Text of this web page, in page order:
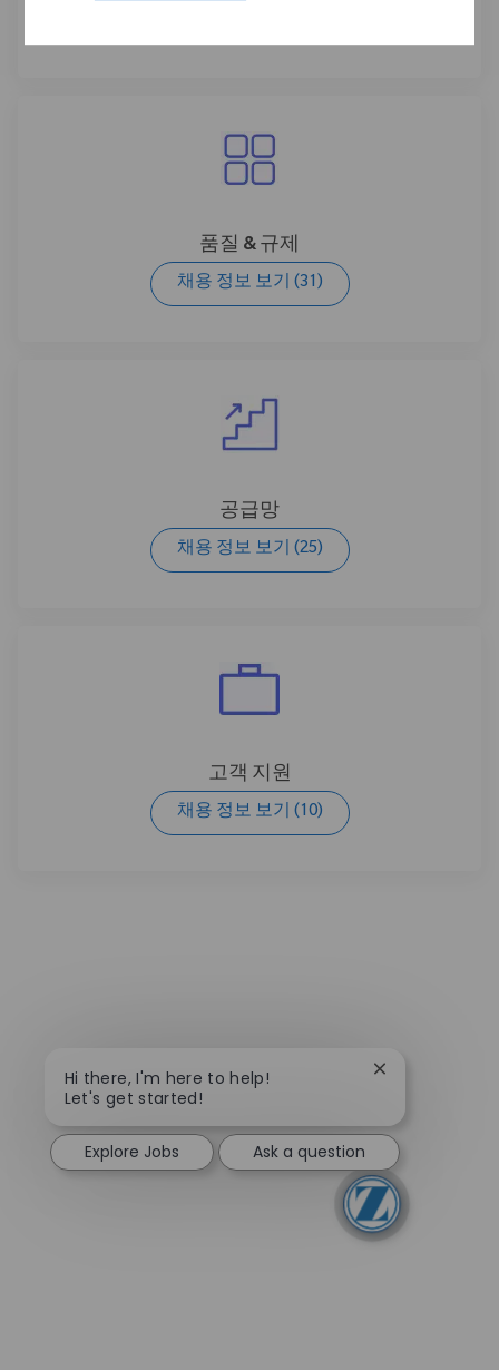
품질 & 규제
채용 정보 보기 (31)
공급망
채용 정보 보기 (25)
고객 지원
채용 정보 보기 (10)
Hi there, I'm here to help!
Let's get started!
Close chatbot
Explore Jobs Ask a question